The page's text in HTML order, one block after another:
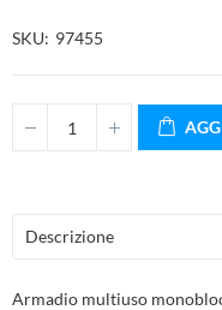
SKU 97455
Descrizione
Armadio multiuso